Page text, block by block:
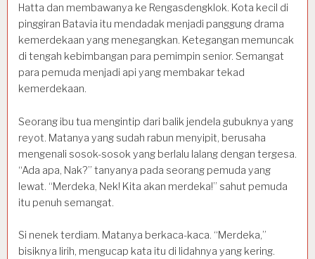
Hatta dan membawanya ke Rengasdengklok. Kota kecil di
pinggiran Batavia itu mendadak menjadi panggung drama
kemerdekaan yang menegangkan. Ketegangan memuncak
di tengah kebimbangan para pemimpin senior. Semangat
para pemuda menjadi api yang membakar tekad
kemerdekaan.
Seorang ibu tua mengintip dari balik jendela gubuknya yang
reyot. Matanya yang sudah rabun menyipit, berusaha
mengenali sosok-sosok yang berlalu lalang dengan tergesa.
“Ada apa, Nak?” tanyanya pada seorang pemuda yang
lewat. “Merdeka, Nek! Kita akan merdeka!” sahut pemuda
itu penuh semangat.
Si nenek terdiam. Matanya berkaca-kaca. “Merdeka,”
bisiknya lirih, mengucap kata itu di lidahnya yang kering.